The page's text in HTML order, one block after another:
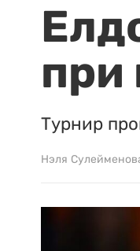
при
Турнир
Нэля